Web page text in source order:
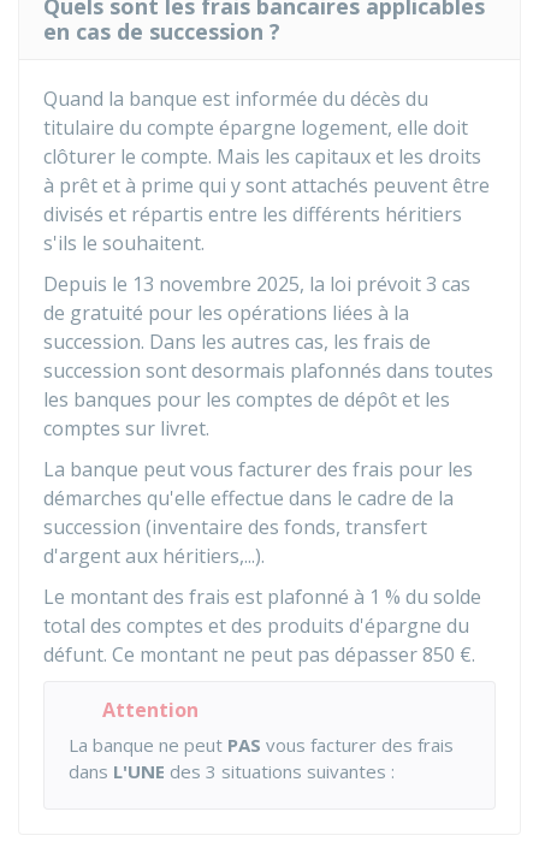
Quels sont les frais bancaires applicables
en cas de succession ?
Quand la banque est informée du décès du
titulaire du compte épargne logement, elle doit
clôturer le compte. Mais les capitaux et les droits
à prêt et à prime qui y sont attachés peuvent être
divisés et répartis entre les différents héritiers
s'ils le souhaitent.
Depuis le 13 novembre 2025, la loi prévoit 3 cas
de gratuité pour les opérations liées à la
succession. Dans les autres cas, les frais de
succession sont desormais plafonnés dans toutes
les banques pour les comptes de dépôt et les
comptes sur livret.
La banque peut vous facturer des frais pour les
démarches qu'elle effectue dans le cadre de la
succession (inventaire des fonds, transfert
d'argent aux héritiers,...).
Le montant des frais est plafonné à 1 % du solde
total des comptes et des produits d'épargne du
défunt. Ce montant ne peut pas dépasser850 €.
Attention
La banque ne peut PAS vous facturer des frais
dans L'UNE des 3 situations suivantes :